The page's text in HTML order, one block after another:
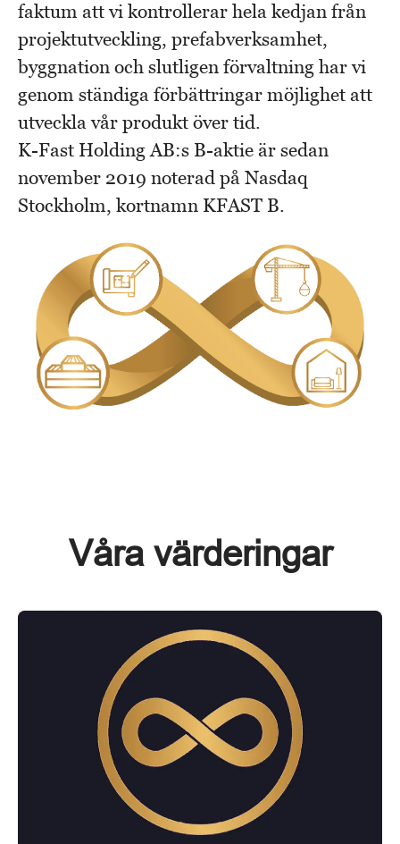
faktum att vi kontrollerar hela kedjan från
projektutveckling, prefabverksamhet,
byggnation och slutligen förvaltning har vi
genom ständiga förbättringar möjlighet att
utveckla vår produkt över tid.
K-Fast Holding AB:s B-aktie är sedan
november 2019 noterad på Nasdaq
Stockholm, kortnamn KFAST B.
Våra värderingar